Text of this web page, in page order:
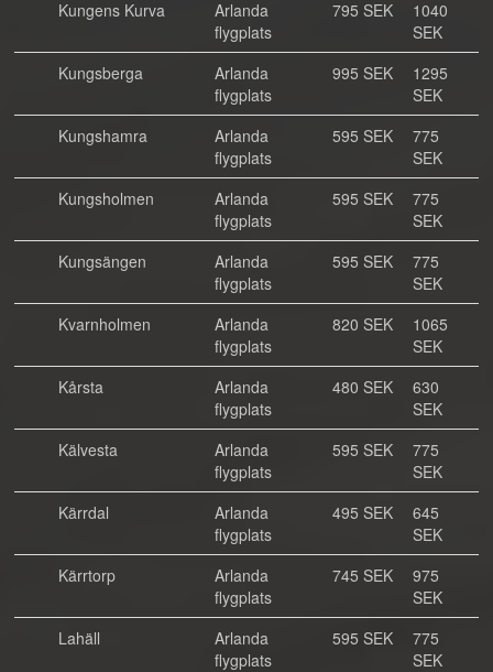
Kungens Kurva
Arlanda
flygplats
795 SEK
1040
SEK
Kungsberga
Arlanda
flygplats
995 SEK
1295
SEK
Kungshamra
Arlanda
flygplats
595 SEK
775
SEK
Kungsholmen
Arlanda
flygplats
595 SEK
775
SEK
Kungsängen
Arlanda
flygplats
595 SEK
775
SEK
Kvarnholmen
Arlanda
flygplats
820 SEK
1065
SEK
Kårsta
Arlanda
flygplats
480 SEK
630
SEK
Kälvesta
Arlanda
flygplats
595 SEK
775
SEK
Kärrdal
Arlanda
flygplats
495 SEK
645
SEK
Kärrtorp
Arlanda
flygplats
745 SEK
975
SEK
Lahäll
Arlanda
flygplats
595 SEK
775
SEK